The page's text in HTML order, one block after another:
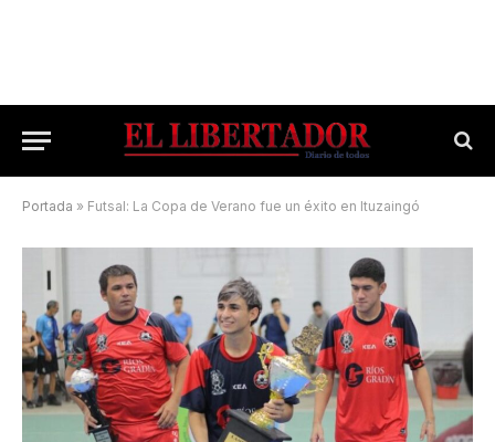
Portada » Futsal: La Copa de Verano fue un éxito en Ituzaingó